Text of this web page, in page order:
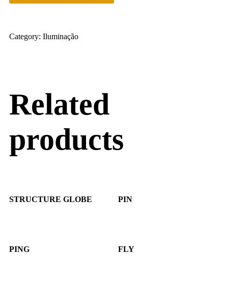
Category: Iluminação
Related
products
STRUCTURE GLOBE PIN
PING FLY